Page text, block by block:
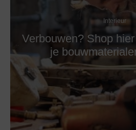
Interieur
Verbouwen? Shop
je